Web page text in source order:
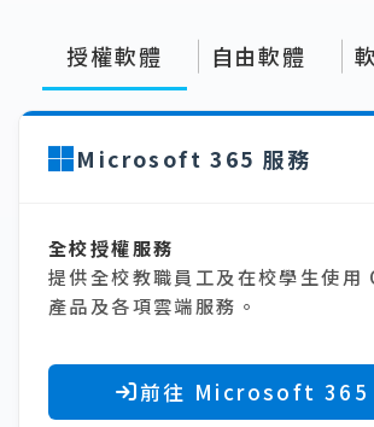
授權軟體 自由軟體
Microsoft 365 服務
全校授權服務
提供全校教職員工及在校學生使
產品及各項雲端服務。
前往 Microsoft 365